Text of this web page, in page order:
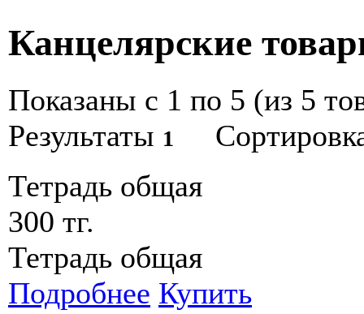
Канцелярские
Показаны с 1 по 5 (из 5
Результаты 1
Тетрадь общая
300 тг.
Тетрадь общая
Подробнее Купить